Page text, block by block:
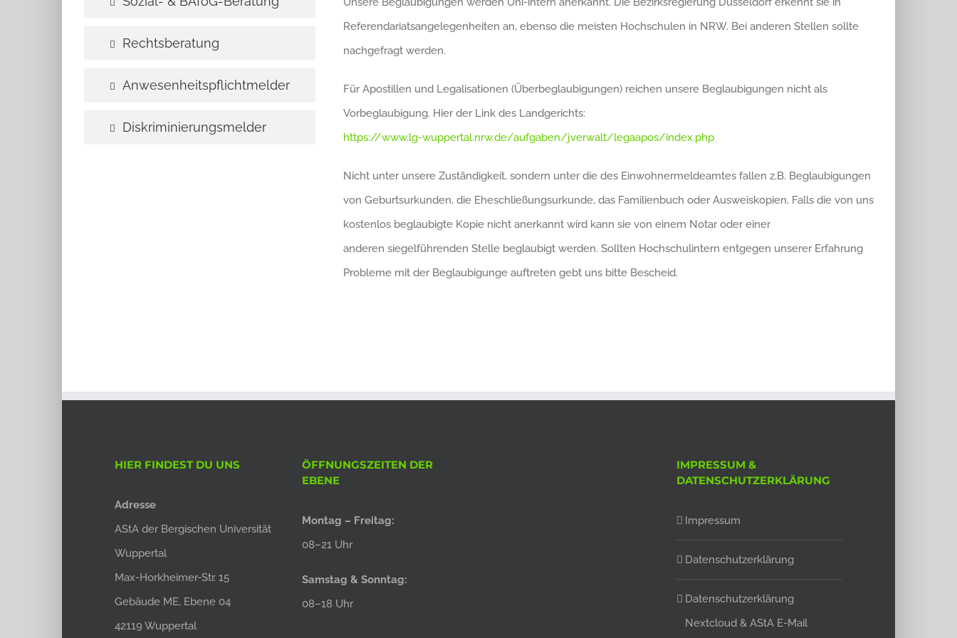
Rechtsberatung
Anwesenheitspflichtmelder
Diskriminierungsmelder
Referendariatsangelegenheiten an, ebenso die meisten Hochschulen in NRW. Bei anderen Stellen sollte
nachgefragt werden.
Für Apostillen und Legalisationen (Überbeglaubigungen) reichen unsere Beglaubigungen nicht als
Vorbeglaubigung. Hier der Link des Landgerichts:
https://www.lg-wuppertal.nrw.de/aufgaben/jverwalt/legaapos/index.php
Nicht unter unsere Zuständigkeit, sondern unter die des Einwohnermeldeamtes fallen z.B. Beglaubigungen
von Geburtsurkunden, die Eheschließungsurkunde, das Familienbuch oder Ausweiskopien. Falls die von uns
kostenlos beglaubigte Kopie nicht anerkannt wird kann sie von einem Notar oder einer
anderen siegelführenden Stelle beglaubigt werden. Sollten Hochschulintern entgegen unserer Erfahrung
Probleme mit der Beglaubigunge auftreten gebt uns bitte Bescheid.
HIER FINDEST DU UNS
Adresse
AStA der Bergischen Universität
Wuppertal
Max-Horkheimer-Str. 15
Gebäude ME, Ebene 04
42119 Wuppertal
ÖFFNUNGSZEITEN DER
EBENE
Montag – Freitag:
08–21 Uhr
Samstag & Sonntag:
08–18 Uhr
IMPRESSUM &
DATENSCHUTZERKLÄRUNG
Impressum
Datenschutzerklärung
Datenschutzerklärung
Nextcloud & AStA E-Mail